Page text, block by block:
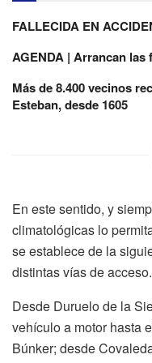
FALLECIDA EN
AGENDA | Arrancan
Más de 8.400 vecinos
Esteban, desde 1605
En este sentido, y
climatológicas lo
se establece de la
distintas vías de acceso.
Desde Duruelo de la
vehículo a motor hasta
Búnker; desde